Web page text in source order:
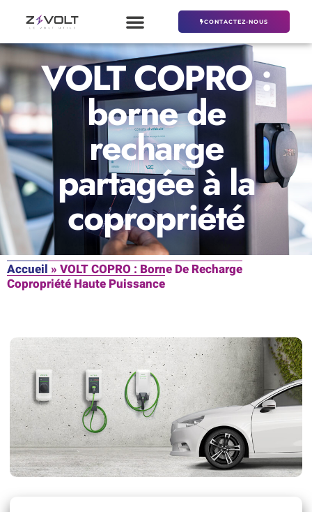
CONTACTEZ-NOUS
VOLT COPRO :
borne de
recharge
partagée à la
copropriété
Accueil » VOLT COPRO : Borne De Recharge
Copropriété Haute Puissance